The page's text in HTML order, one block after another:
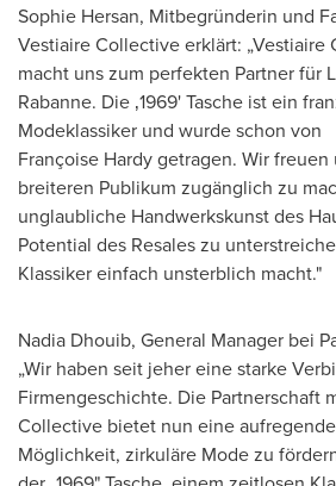
Sophie Hersan, Mitbegründerin und
Vestiaire Collective erklärt: „Vestiaire
macht uns zum perfekten Partner für
Rabanne. Die ‚1969' Tasche ist ein
Modeklassiker und wurde schon
Françoise Hardy getragen. Wir freuen
breiteren Publikum zugänglich zu
unglaubliche Handwerkskunst des
Potential des Resales zu
Klassiker einfach unsterblich macht."
Nadia Dhouib, General Manager bei
„Wir haben seit jeher eine starke
Firmengeschichte. Die Partnerschaft
Collective bietet nun eine
Möglichkeit, zirkuläre Mode zu